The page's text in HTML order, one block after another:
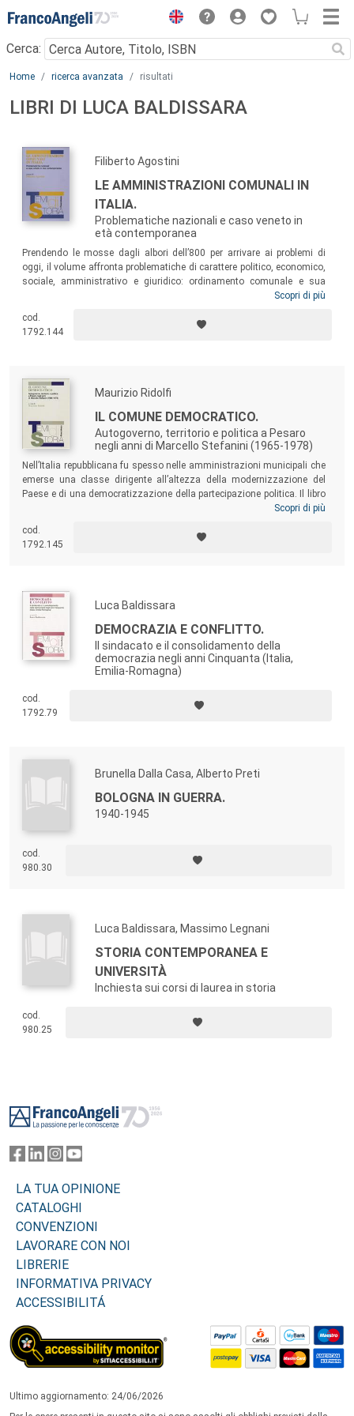
Menu
Cerca:
Main content
Home ricerca avanzata risultati
LIBRI DI LUCA BALDISSARA
Filiberto Agostini
LE AMMINISTRAZIONI COMUNALI IN
ITALIA.
Problematiche nazionali e caso veneto in
età contemporanea
Prendendo le mosse dagli albori dell’800 per arrivare ai problemi di
oggi, il volume affronta problematiche di carattere politico, economico,
sociale, amministrativo e giuridico: ordinamento comunale e sua
trasformazione, ceti dirigenti, rapporti fra amministrazione e politica,
assistenza e servizi sociali, fiscalità comunale, problemi di assetto e
di relazioni dopo l’istituzione delle regioni. L’ottica nazionale è
Scopri di più
cod.
1792.144
Maurizio Ridolfi
IL COMUNE DEMOCRATICO.
Autogoverno, territorio e politica a Pesaro
negli anni di Marcello Stefanini (1965-1978)
Nell’Italia repubblicana fu spesso nelle amministrazioni municipali che
emerse una classe dirigente all’altezza della modernizzazione del
Paese e di una democratizzazione della partecipazione politica. Il libro
esamina il caso di Pesaro, con attenzione agli anni tra il 1965 e il
degli anni della “grande trasformazione”, attraverso un forte nesso tra
tradizioni civiche e culture di governo municipale, classi dirigenti e
Scopri di più
cod.
1792.145
Luca Baldissara
DEMOCRAZIA E CONFLITTO.
Il sindacato e il consolidamento della
democrazia negli anni Cinquanta (Italia,
Emilia-Romagna)
cod.
1792.79
Brunella Dalla Casa, Alberto Preti
BOLOGNA IN GUERRA.
1940-1945
cod.
980.30
Luca Baldissara, Massimo Legnani
STORIA CONTEMPORANEA E
UNIVERSITÀ
Inchiesta sui corsi di laurea in storia
cod.
980.25
LA TUA OPINIONE
CATALOGHI
CONVENZIONI
LAVORARE CON NOI
LIBRERIE
INFORMATIVA PRIVACY
ACCESSIBILITÁ
Ultimo aggiornamento: 24/06/2026